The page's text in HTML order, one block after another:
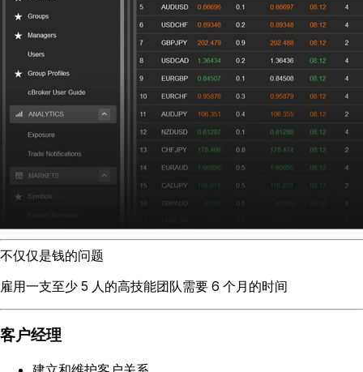
不仅仅是钱的问题
雇用一支至少 5 人的高技能团队需要 6 个月的时间
客户经理